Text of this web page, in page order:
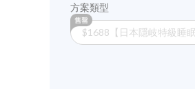
方案類型
$1688【日本隱岐特級睡